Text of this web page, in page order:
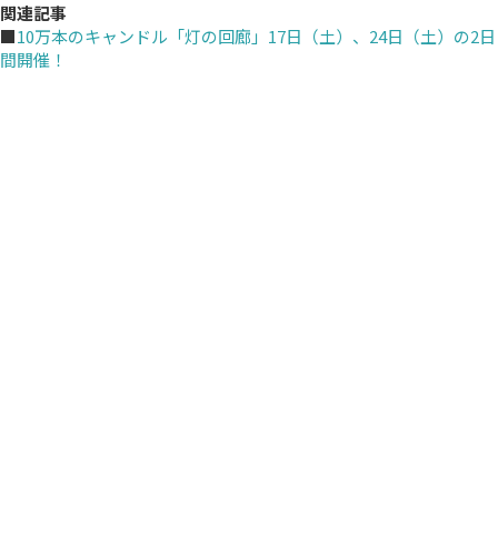
関連記事
■10万本のキャンドル「灯の回廊」17日（土）、24日（土）の2日
間開催！